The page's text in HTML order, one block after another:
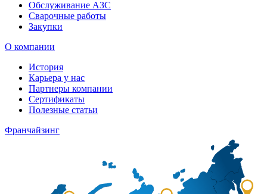
Обслуживание АЗС
Сварочные работы
Закупки
О компании
История
Карьера у нас
Партнеры компании
Сертификаты
Полезные статьи
Франчайзинг